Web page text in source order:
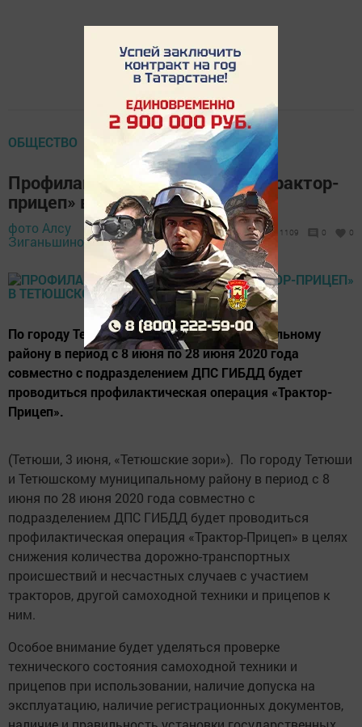
ОБЩЕСТВО
Профилактическая операция «Трактор-
прицеп» в Тетюшском районе
фото Алсу
Зиганьшиной,
3 июня 2020 -
15:09
1109 0 0
По городу Тетюши и Тетюшскому муниципальному
району в период с 8 июня по 28 июня 2020 года
совместно с подразделением ДПС ГИБДД будет
проводиться профилактическая операция «Трактор-
Прицеп».
(Тетюши, 3 июня, «Тетюшские зори»). По городу Тетюши
и Тетюшскому муниципальному району в период с 8
июня по 28 июня 2020 года совместно с
подразделением ДПС ГИБДД будет проводиться
профилактическая операция «Трактор-Прицеп» в целях
снижения количества дорожно-транспортных
происшествий и несчастных случаев с участием
тракторов, другой самоходной техники и прицепов к
ним.
Особое внимание будет уделяться проверке
технического состояния самоходной техники и
прицепов при использовании, наличие допуска на
эксплуатацию, наличие регистрационных документов,